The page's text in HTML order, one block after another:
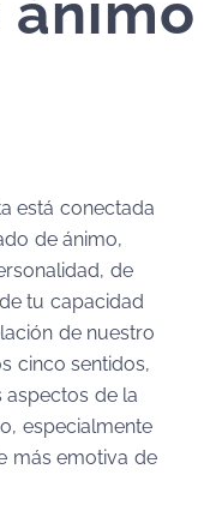
está conectada
de ánimo,
de
tu capacidad
de nuestro
cinco sentidos,
de la
especialmente
más emotiva de